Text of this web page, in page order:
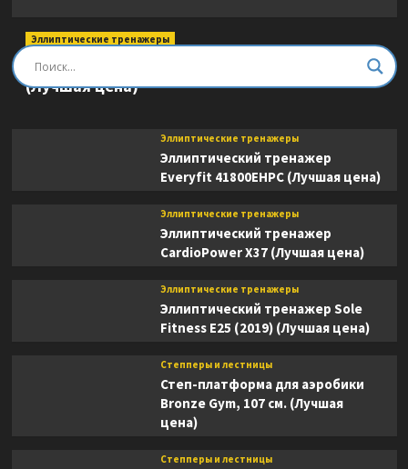
Эллиптические тренажеры
Эллиптический тренажер DFC E8745T
(Лучшая цена)
Эллиптические тренажеры
Эллиптический тренажер
Everyfit 41800EHPC (Лучшая цена)
Эллиптические тренажеры
Эллиптический тренажер
CardioPower X37 (Лучшая цена)
Эллиптические тренажеры
Эллиптический тренажер Sole
Fitness E25 (2019) (Лучшая цена)
Степперы и лестницы
Степ-платформа для аэробики
Bronze Gym, 107 см. (Лучшая
цена)
Степперы и лестницы